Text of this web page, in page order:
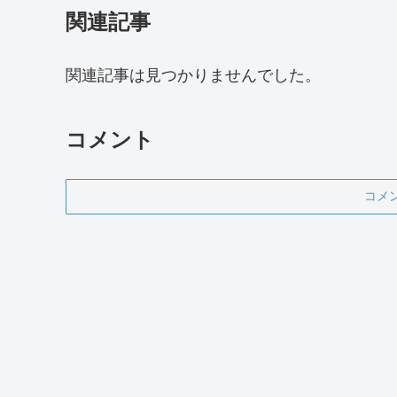
関連記事
関連記事は見つかりませんでした。
コメント
コメ